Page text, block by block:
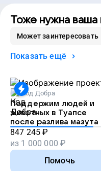
Тоже нужна
Может заинтересовать
Показать ещё
Код Добра
Поддержим людей и
животных в Туапсе
после разлива мазута
847 245 ₽
из 1 000 000 ₽
Помочь